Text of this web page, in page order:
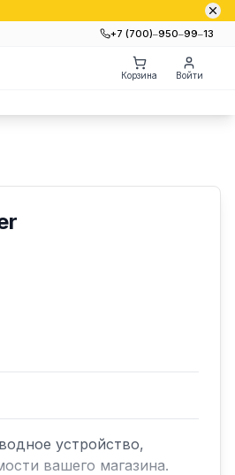
+7 (700)‒950‒99‒13
Корзина Войти
устройство,
вашего магазина.